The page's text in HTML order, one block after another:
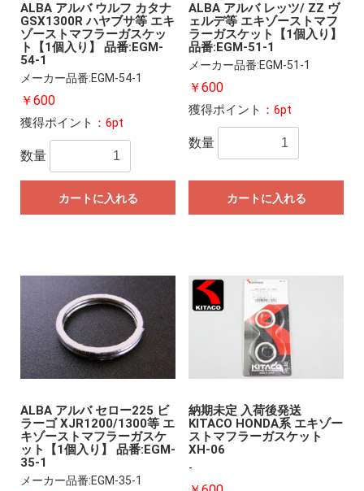
ALBA アルバ ウルフ カタナ
GSX1300R ハヤブサ等 エキ
ゾーストマフラーガスケッ
ト【1個入り】 品番:EGM-
54-1
メーカー品番:EGM-54-1
￥600
獲得ポイント ：6pt
数量
カートに入れる
ALBA アルバ レッツ/ ZZ ヴ
ェルデ等 エキゾーストマフ
ラーガスケット【1個入り】
品番:EGM-51-1
メーカー品番:EGM-51-1
￥600
獲得ポイント ：6pt
数量
カートに入れる
ALBA アルバ セロー225 ビ
ラーゴ XJR1200/1300等 エ
キゾーストマフラーガスケ
ット【1個入り】 品番:EGM-
35-1
メーカー品番:EGM-35-1
納期未定 入荷後発送
KITACO HONDA系 エキゾー
ストマフラーガスケット
XH-06
-